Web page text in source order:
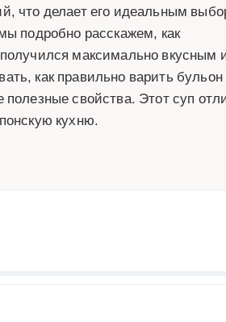
что делает его идеальным
подробно расскажем, как
максимально вкусным
как правильно варить бульон
свойства. Этот суп
кухню.